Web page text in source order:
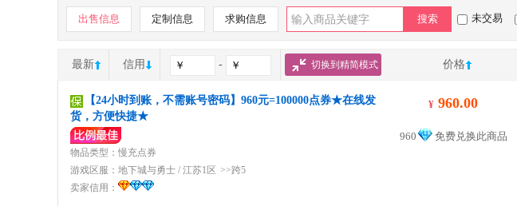
出售信息 定制信息 求购信息 搜索 未交易
最新 信用 - 切换到精简模式 价格
【24小时到账，不需账号密码】960元=100000点券★在线发
货，方便快捷★
物品类型：慢充点券
游戏区服： 地下城与勇士 / 江苏1区 >>跨5
卖家信用：
¥ 960.00
960 免费兑换此商品